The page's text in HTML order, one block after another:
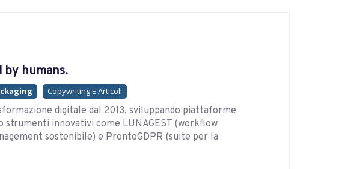
by humans.
Copywriting E Articoli
digitale dal 2013, sviluppando piattaforme
innovativi come LUNAGEST (workflow
sostenibile) e ProntoGDPR (suite per la